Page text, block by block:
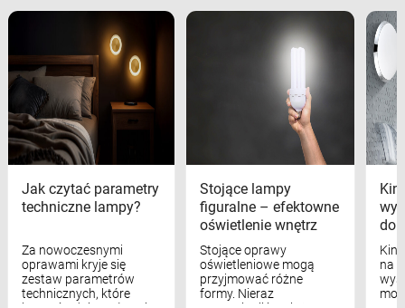
Jak czytać parametry
techniczne lampy?
Za nowoczesnymi
oprawami kryje się
zestaw parametrów
technicznych, które
Stojące lampy
figuralne – efektowne
oświetlenie wnętrz
Stojące oprawy
oświetleniowe mogą
przyjmować różne
formy. Nieraz
na